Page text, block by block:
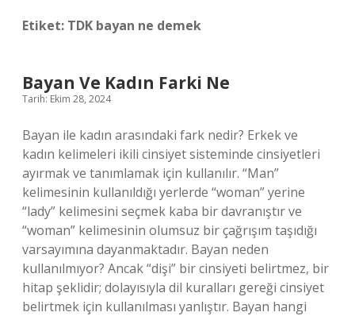
Etiket: TDK bayan ne demek
Bayan Ve Kadın Farki Ne
Tarih: Ekim 28, 2024
Bayan ile kadın arasındaki fark nedir? Erkek ve
kadın kelimeleri ikili cinsiyet sisteminde cinsiyetleri
ayırmak ve tanımlamak için kullanılır. “Man”
kelimesinin kullanıldığı yerlerde “woman” yerine
“lady” kelimesini seçmek kaba bir davranıştır ve
“woman” kelimesinin olumsuz bir çağrışım taşıdığı
varsayımına dayanmaktadır. Bayan neden
kullanılmıyor? Ancak “dişi” bir cinsiyeti belirtmez, bir
hitap şeklidir; dolayısıyla dil kuralları gereği cinsiyet
belirtmek için kullanılması yanlıştır. Bayan hangi